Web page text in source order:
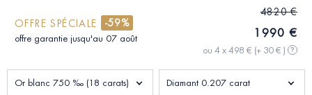
OFFRE SPÉCIALE -59%
offre garantie jusqu'au 07 août
4820 €
1990 €
ou 4 x 498 € (+ 30 € ) ?
Or blanc 750 ‰ (18 carats) Diamant 0.207 carat